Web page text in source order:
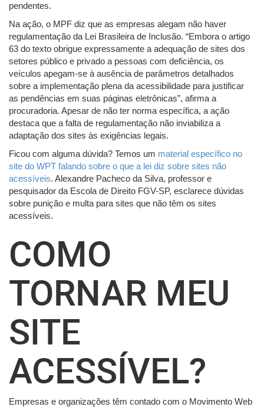
pendentes.
Na ação, o MPF diz que as empresas alegam não haver
regulamentação da Lei Brasileira de Inclusão. “Embora o artigo
63 do texto obrigue expressamente a adequação de sites dos
setores público e privado a pessoas com deficiência, os
veículos apegam-se à ausência de parâmetros detalhados
sobre a implementação plena da acessibilidade para justificar
as pendências em suas páginas eletrônicas”, afirma a
procuradoria. Apesar de não ter norma específica, a ação
destaca que a falta de regulamentação não inviabiliza a
adaptação dos sites às exigências legais.
Ficou com alguma dúvida? Temos um material específico no
site do WPT falando sobre o que a lei diz sobre sites não
acessíveis. Alexandre Pacheco da Silva, professor e
pesquisador da Escola de Direito FGV-SP, esclarece dúvidas
sobre punição e multa para sites que não têm os sites
acessíveis.
COMO
TORNAR MEU
SITE
ACESSÍVEL?
Empresas e organizações têm contado com o Movimento Web